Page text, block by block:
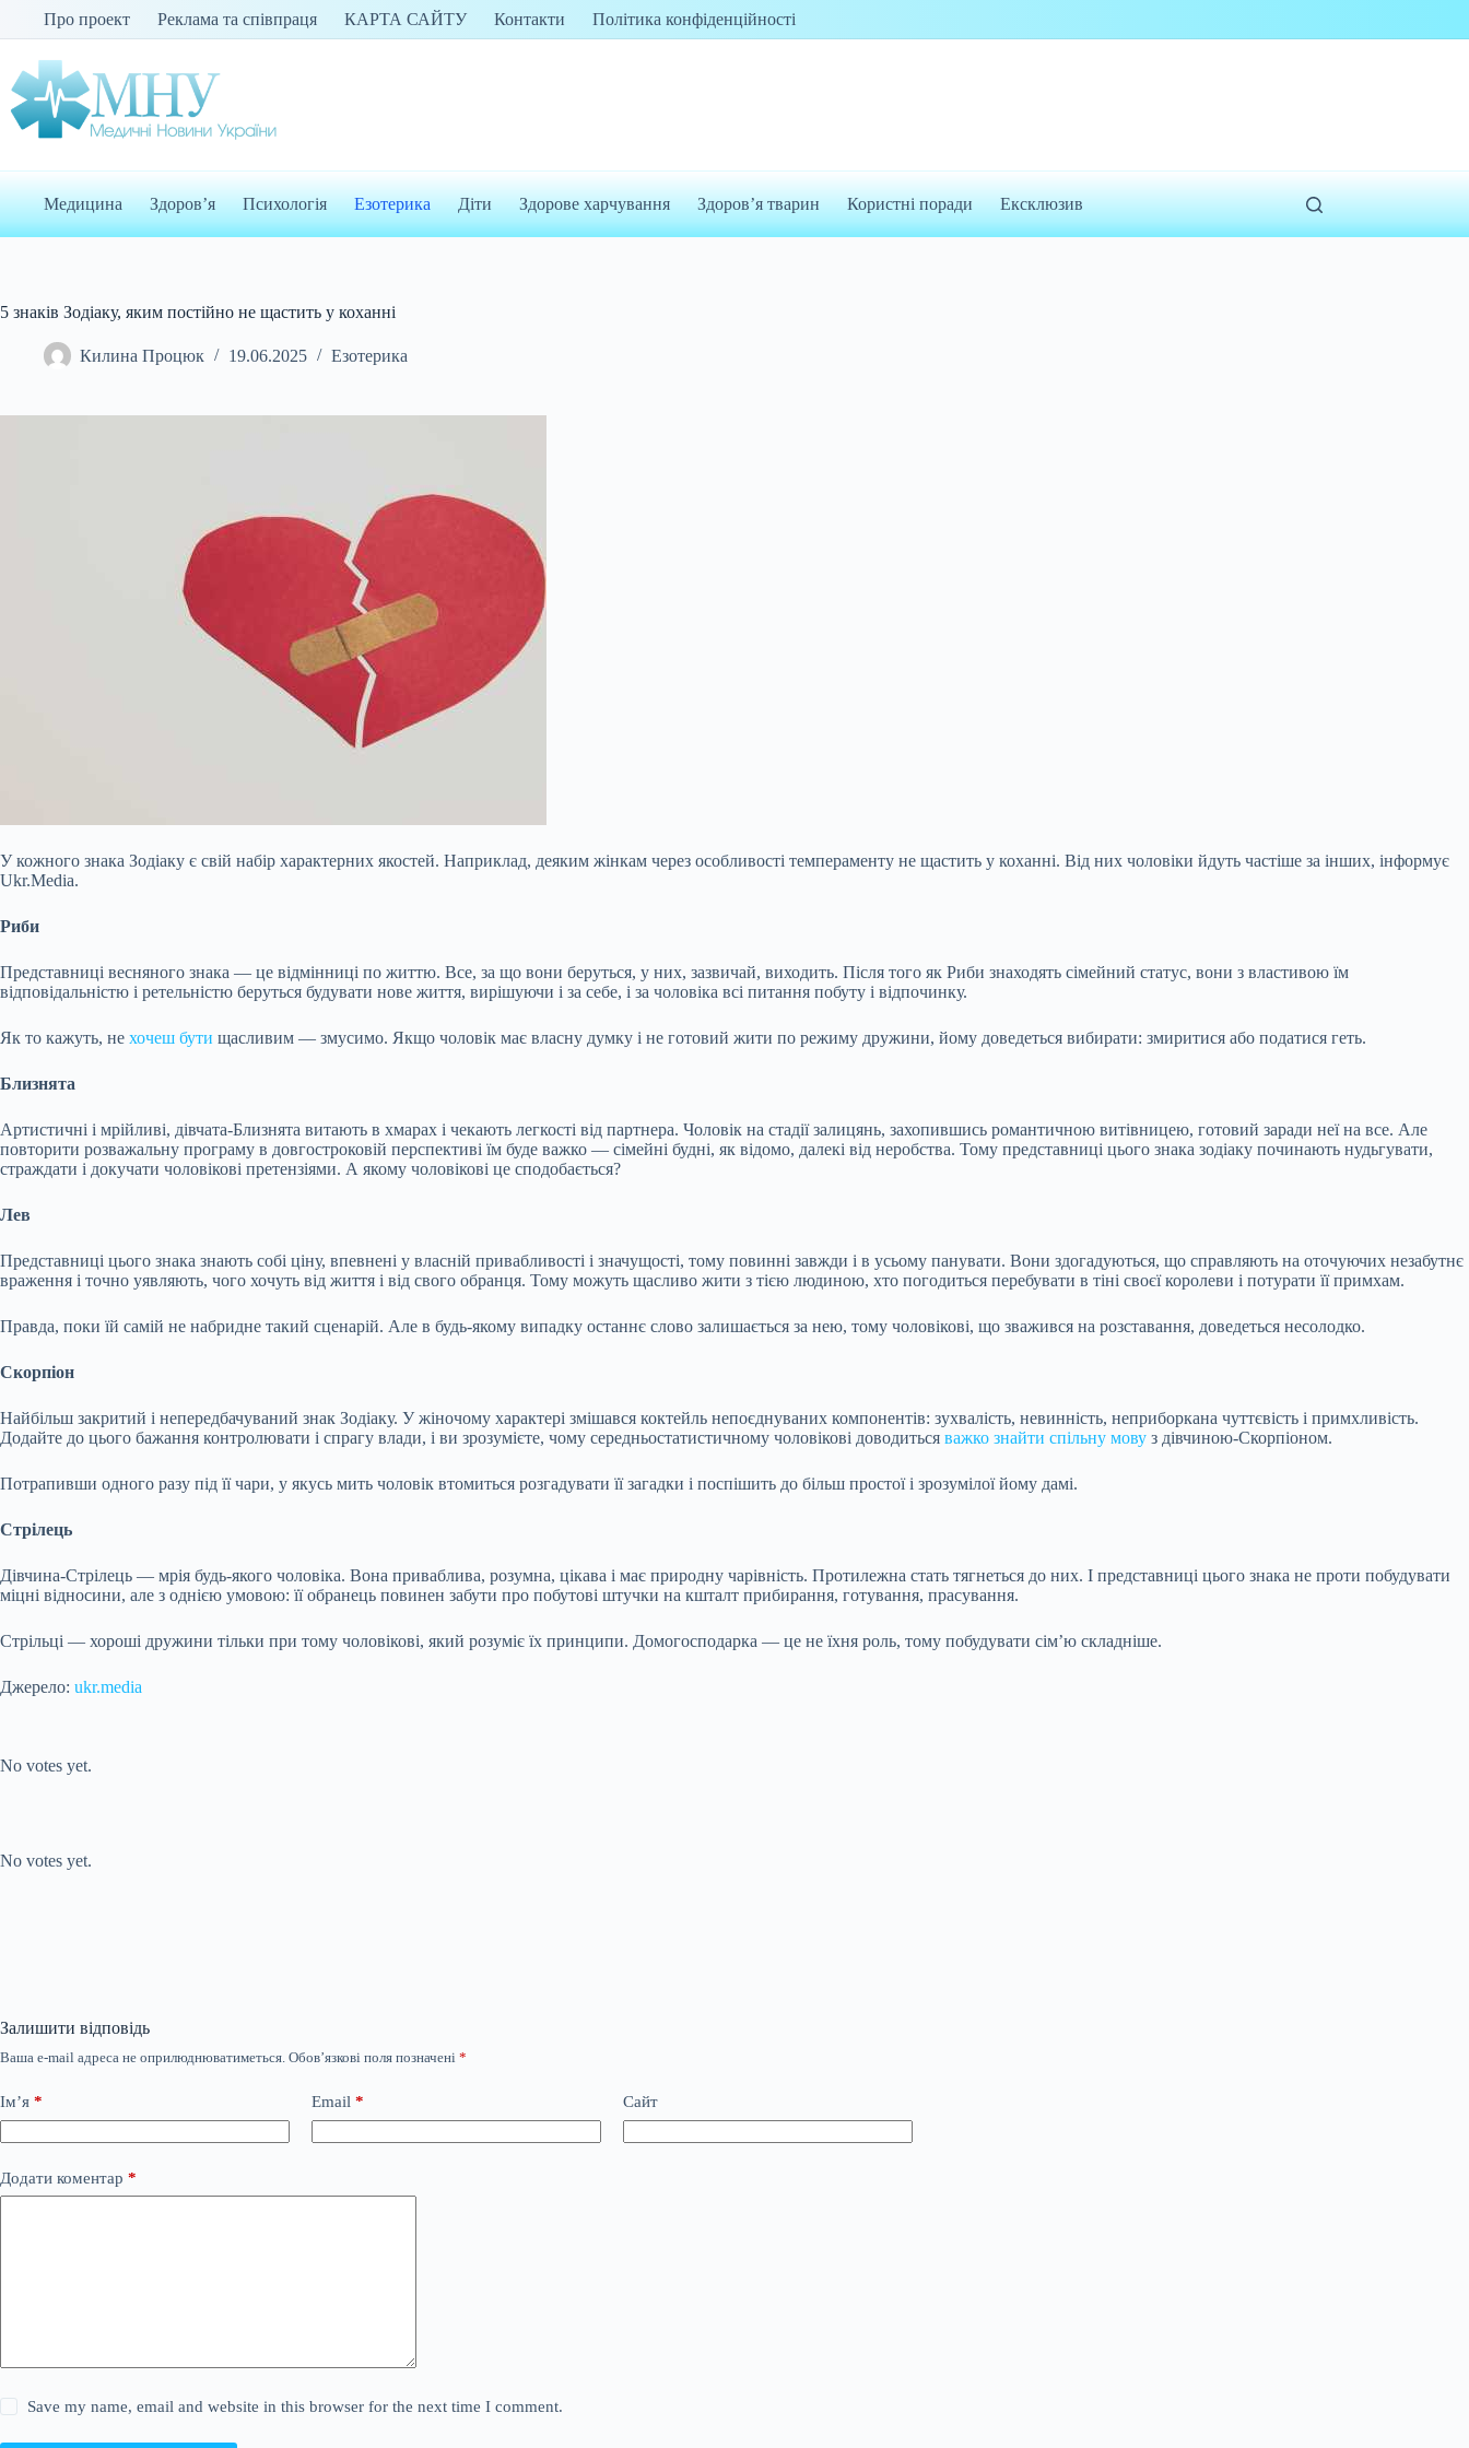
Про проект Реклама та співпраця КАРТА САЙТУ Контакти Політика конфіденційності
Медицина Здоров’я Психологія Езотерика Діти Здорове харчування Здоров’я тварин Користні поради Ексклюзив
5 знаків Зодіаку, яким постійно не щастить у коханні
Килина Процюк 19.06.2025 Езотерика
У кожного знака Зодіаку є свій набір характерних якостей. Наприклад, деяким жінкам через особливості темпераменту не щастить у коханні. Від них чоловіки йдуть частіше за інших, інформує
Ukr.Media.
Риби
Представниці весняного знака — це відмінниці по життю. Все, за що вони беруться, у них, зазвичай, виходить. Після того як Риби знаходять сімейний статус, вони з властивою їм
відповідальністю і ретельністю беруться будувати нове життя, вирішуючи і за себе, і за чоловіка всі питання побуту і відпочинку.
Як то кажуть, не хочеш бути щасливим — змусимо. Якщо чоловік має власну думку і не готовий жити по режиму дружини, йому доведеться вибирати: змиритися або податися геть.
Близнята
Артистичні і мрійливі, дівчата-Близнята витають в хмарах і чекають легкості від партнера. Чоловік на стадії залицянь, захопившись романтичною витівницею, готовий заради неї на все. Але
повторити розважальну програму в довгостроковій перспективі їм буде важко — сімейні будні, як відомо, далекі від неробства. Тому представниці цього знака зодіаку починають нудьгувати,
страждати і докучати чоловікові претензіями. А якому чоловікові це сподобається?
Лев
Представниці цього знака знають собі ціну, впевнені у власній привабливості і значущості, тому повинні завжди і в усьому панувати. Вони здогадуються, що справляють на оточуючих незабутнє
враження і точно уявляють, чого хочуть від життя і від свого обранця. Тому можуть щасливо жити з тією людиною, хто погодиться перебувати в тіні своєї королеви і потурати її примхам.
Правда, поки їй самій не набридне такий сценарій. Але в будь-якому випадку останнє слово залишається за нею, тому чоловікові, що зважився на розставання, доведеться несолодко.
Скорпіон
Найбільш закритий і непередбачуваний знак Зодіаку. У жіночому характері змішався коктейль непоєднуваних компонентів: зухвалість, невинність, неприборкана чуттєвість і примхливість.
Додайте до цього бажання контролювати і спрагу влади, і ви зрозумієте, чому середньостатистичному чоловікові доводиться важко знайти спільну мову з дівчиною-Скорпіоном.
Потрапивши одного разу під її чари, у якусь мить чоловік втомиться розгадувати її загадки і поспішить до більш простої і зрозумілої йому дамі.
Стрілець
Дівчина-Стрілець — мрія будь-якого чоловіка. Вона приваблива, розумна, цікава і має природну чарівність. Протилежна стать тягнеться до них. І представниці цього знака не проти побудувати
міцні відносини, але з однією умовою: її обранець повинен забути про побутові штучки на кшталт прибирання, готування, прасування.
Стрільці — хороші дружини тільки при тому чоловікові, який розуміє їх принципи. Домогосподарка — це не їхня роль, тому побудувати сім’ю складніше.
Джерело: ukr.media
No votes yet.
No votes yet.
Залишити відповідь
Ваша e-mail адреса не оприлюднюватиметься. Обов’язкові поля позначені *
Ім’я * Email * Сайт
Додати коментар *
Save my name, email and website in this browser for the next time I comment.